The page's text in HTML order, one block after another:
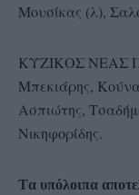
Μουσίκας (λ),
ΚΥΖΙΚΟΣ ΝΕΑΣ
Μπεκιάρης,
Ασπιώτης,
Νικηφορίδης.
Tα υπόλοιπα